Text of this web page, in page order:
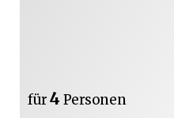
für4 Personen